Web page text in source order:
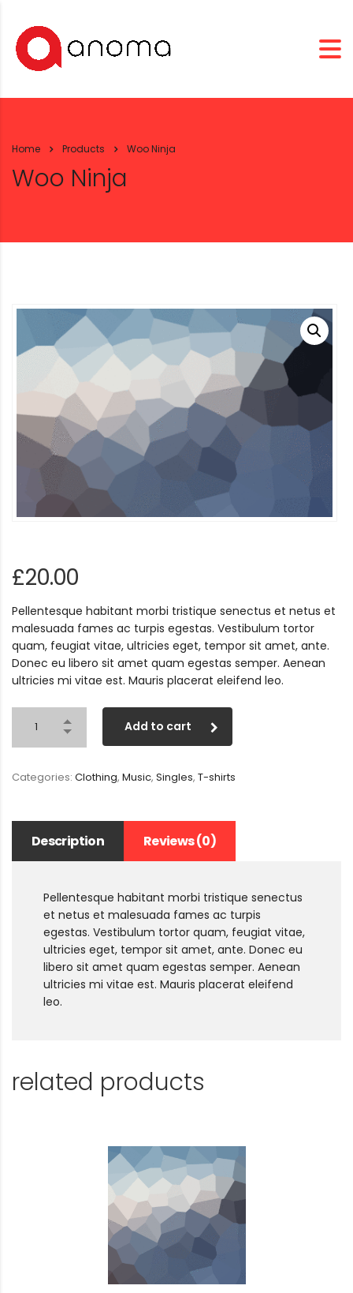
Home Products Woo Ninja
Woo Ninja
£20.00
Pellentesque habitant morbi tristique senectus et netus et
malesuada fames ac turpis egestas. Vestibulum tortor
quam, feugiat vitae, ultricies eget, tempor sit amet, ante.
Donec eu libero sit amet quam egestas semper. Aenean
ultricies mi vitae est. Mauris placerat eleifend leo.
Add to cart
Categories: Clothing, Music, Singles, T-shirts
Description Reviews (0)
Pellentesque habitant morbi tristique senectus
et netus et malesuada fames ac turpis
egestas. Vestibulum tortor quam, feugiat vitae,
ultricies eget, tempor sit amet, ante. Donec eu
libero sit amet quam egestas semper. Aenean
ultricies mi vitae est. Mauris placerat eleifend
leo.
related products